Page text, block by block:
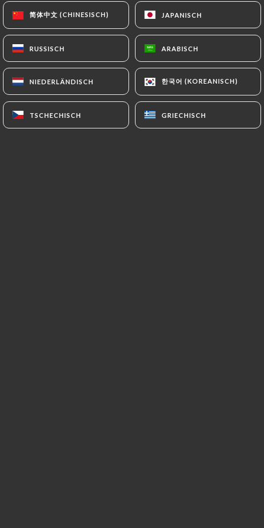
简体中文 (CHINESISCH) JAPANISCH
RUSSISCH ARABISCH
NIEDERLÄNDISCH 한국어 (KOREANISCH)
TSCHECHISCH GRIECHISCH
简体中文 (CHINESISCH) JAPANISCH
RUSSISCH ARABISCH
NIEDERLÄNDISCH 한국어 (KOREANISCH)
TSCHECHISCH GRIECHISCH